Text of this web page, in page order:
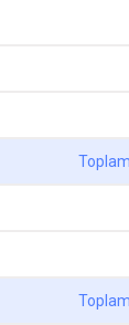
Toplam
Toplam